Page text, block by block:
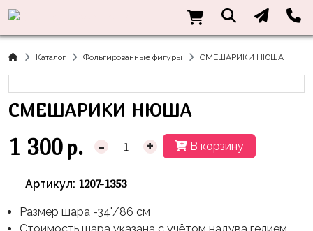
Каталог Фольгированные фигуры СМЕШАРИКИ НЮША
СМЕШАРИКИ НЮША
1 300 р. - + В корзину
Артикул: 1207-1353
Размер шара -34"/86 см
консультация?
Акции
Хиты
Каталог
Латексные
шары
без
рисунка
Латексные
с
Праздники
8
марта
февраля,
Родился
Тематики
Оранжевая
Корова
Маша
и
Синий
Трактор
Информация
О нас
Доставка
и оплата
Скидки
Контакты